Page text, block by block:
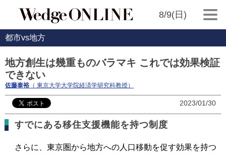
8/9(日)
都市vs地方
地方創生は幾重ものバラマキ これでは効果検証
できない
佐藤泰裕 （ 東京大学大学院経済学研究科教授）
2023/01/30
すでにある移住支援機能を持つ制度
さらに、東京圏から地方への人口移動を促す効果を持つ